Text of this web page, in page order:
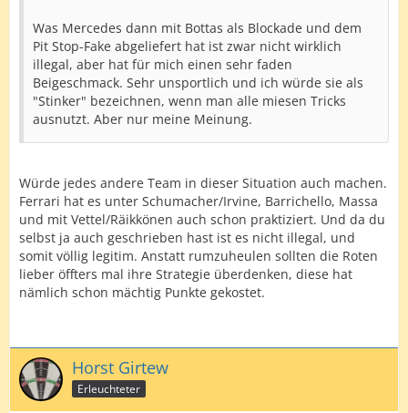
Was Mercedes dann mit Bottas als Blockade und dem
Pit Stop-Fake abgeliefert hat ist zwar nicht wirklich
illegal, aber hat für mich einen sehr faden
Beigeschmack. Sehr unsportlich und ich würde sie als
"Stinker" bezeichnen, wenn man alle miesen Tricks
ausnutzt. Aber nur meine Meinung.
Würde jedes andere Team in dieser Situation auch machen.
Ferrari hat es unter Schumacher/Irvine, Barrichello, Massa
und mit Vettel/Räikkönen auch schon praktiziert. Und da du
selbst ja auch geschrieben hast ist es nicht illegal, und
somit völlig legitim. Anstatt rumzuheulen sollten die Roten
lieber öffters mal ihre Strategie überdenken, diese hat
nämlich schon mächtig Punkte gekostet.
Horst Girtew
Erleuchteter